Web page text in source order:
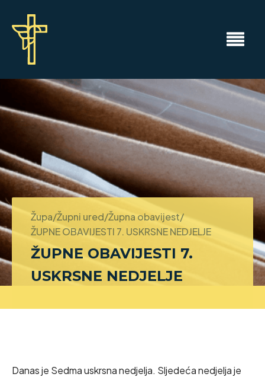
Župa/Župni ured/Župna obavijest/
ŽUPNE OBAVIJESTI 7. USKRSNE NEDJELJE
ŽUPNE OBAVIJESTI 7.
USKRSNE NEDJELJE
Danas je Sedma uskrsna nedjelja. Sljedeća nedjelja je